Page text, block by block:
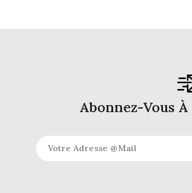
Abonnez-Vous